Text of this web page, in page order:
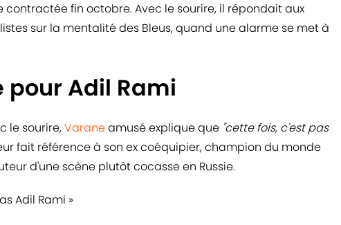
contractée fin octobre. Avec le sourire, il répondait aux
sur la mentalité des Bleus, quand une alarme se met à
pour Adil Rami
le sourire,Varaneamusé explique que "cette fois, c'est pas
fait référence à son ex coéquipier, champion du monde
d'une scène plutôt cocasse en Russie.
Adil Rami »